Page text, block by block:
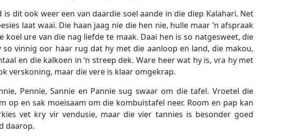
is dit ook weer een van daardie soel aande in die diep Kalahari. Net
laat waai. Die haan jaag nie die hen nie, hulle maar ‘n afspraak
koel ure van die nag liefde te maak. Daai hen is so natgesweet, die
so vinnig oor haar rug dat hy met die aanloop en land, die makou,
en die kalkoen in ‘n streep dek. Ware heer wat hy is, vra hy met
verskoning, maar die vere is klaar omgekrap.
Pennie, Sannie en Pannie sug swaar om die tafel. Vroetel die
op en sak moeisaam om die kombuistafel neer. Room en pap kan
vet kry vir vendusie, maar die vier tannies is besonder goed
daarop.